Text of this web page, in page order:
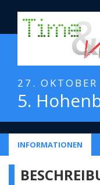
27.
5.
INFORMATIONEN